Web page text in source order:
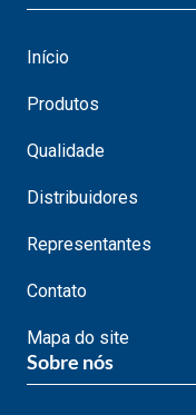
Início
Produtos
Qualidade
Distribuidores
Representantes
Contato
Mapa do site
Sobre nós